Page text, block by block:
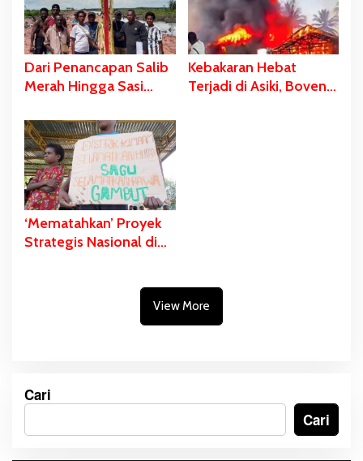
Merah Putih
Dari Penancapan Salib
Merah Hingga Sasi
Penolakan PSN
Kebakaran Hebat
Terjadi di Asiki, Boven
‘Mematahkan’ Proyek
Strategis Nasional di
View More
Cari
Cari